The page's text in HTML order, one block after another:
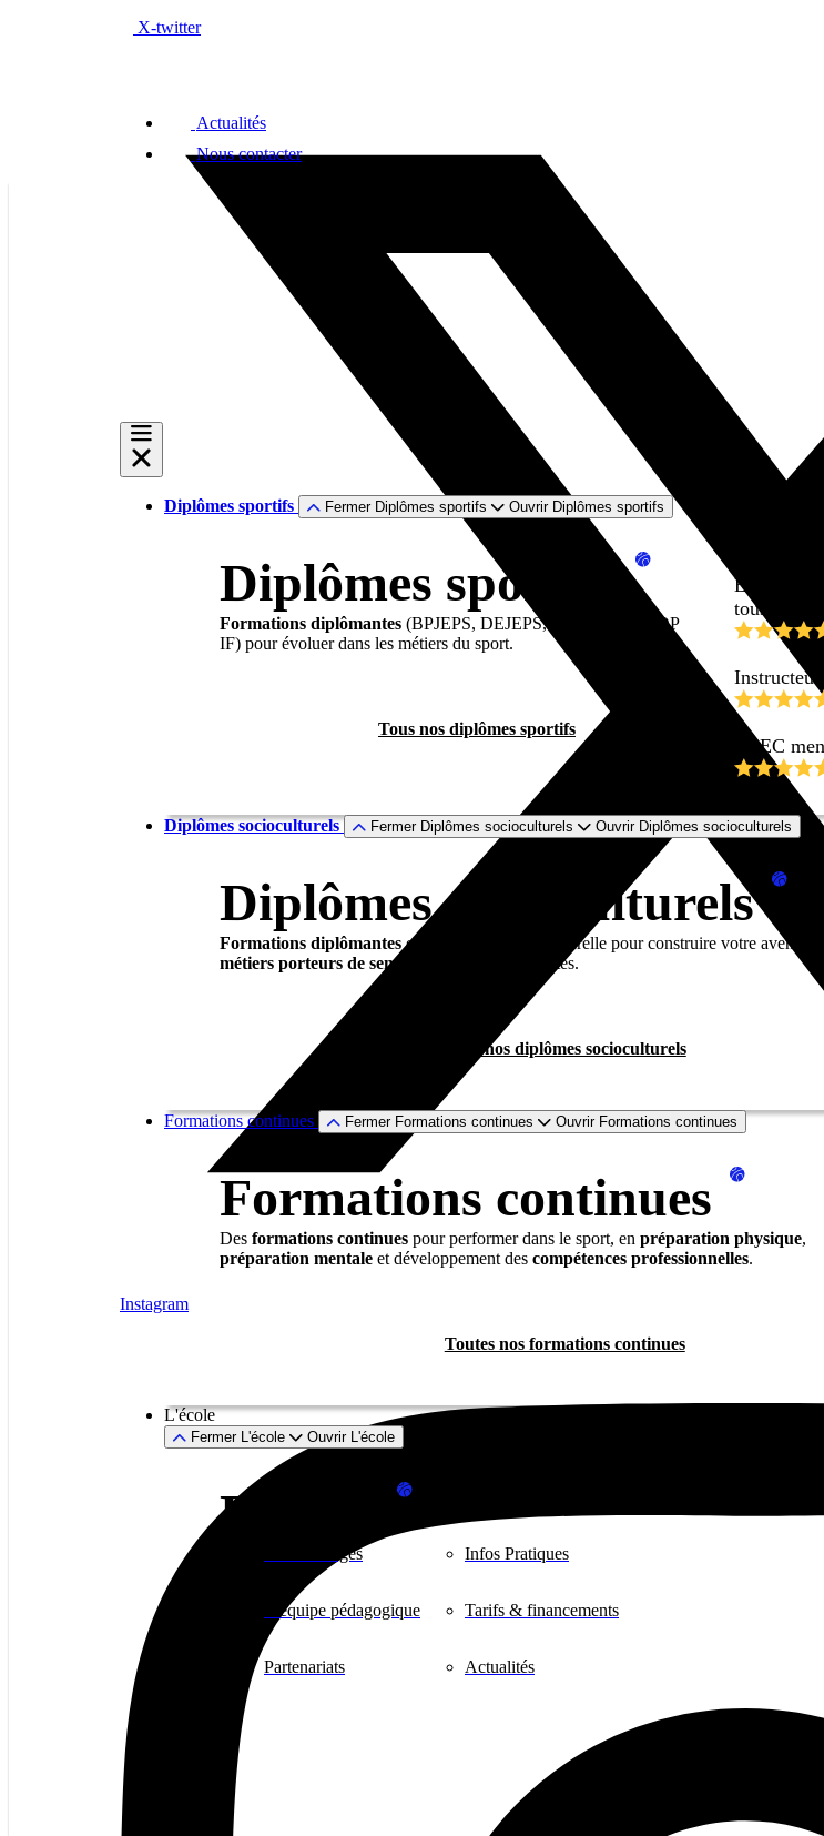
X-twitter
Instagram
Actualités
Nous contacter
Diplômes sportifs Fermer Diplômes sportifs Ouvrir Diplômes sportifs
Diplômes sportifs
Formations diplômantes (BPJEPS, DEJEPS, DESJEPS et CQP
IF) pour évoluer dans les métiers du sport.
Tous nos diplômes sportifs
Educateur
tous
Instructeur
ASEC
Diplômes socioculturels Fermer Diplômes socioculturels Ouvrir Diplômes socioculturels
Diplômes socioculturels
Formations diplômantesen animation socio-culturelle pour construire votre avenir
métiers porteurs de sens
et riches en opportunités.
Tous nos diplômes socioculturels
Formations continues Fermer Formations continues Ouvrir Formations continues
Formations continues
Des formations continues pour performer dans le sport, en préparation physique,
préparation mentale et développement des compétences professionnelles.
Toutes nos formations continues
L'école
Fermer L'école Ouvrir L'école
L’école
Les avantages
L’équipe pédagogique
Partenariats
Infos Pratiques
Tarifs & financements
Actualités